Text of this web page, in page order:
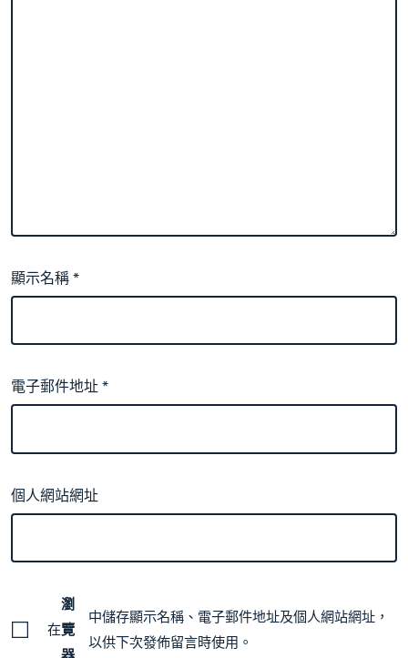
顯示名稱*
電子郵件地址*
個人網站網址
在
瀏
覽
中儲存顯示名稱、電子郵件地址及個人網站網址，
以供下次發佈留言時使用。